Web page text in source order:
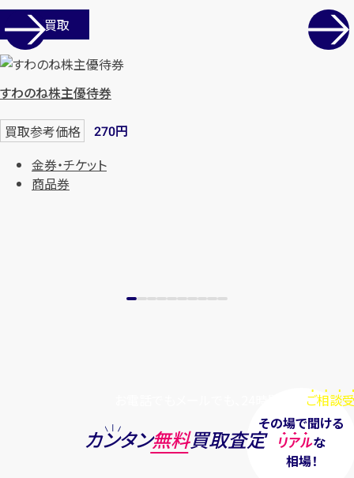
店舗買取
すわのね株主優待券
買取参考価格 270円
金券・チケット
商品券
ご相談
その場で聞ける
リアルな
相場！
カンタン無料買取査定